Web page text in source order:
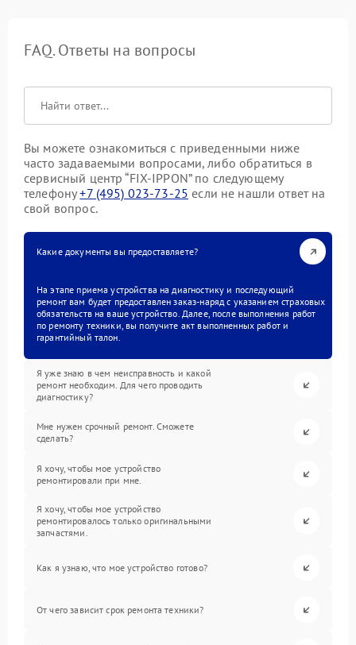
FAQ. Ответы на вопросы
Вы можете ознакомиться с приведенными ниже
часто задаваемыми вопросами, либо обратиться в
сервисный центр “FIX-IPPON” по следующему
телефону+7 (495) 023-73-25 если не нашли ответ на
свой вопрос.
Какие документы вы предоставляете?
На этапе приема устройства на диагностику и последующий
ремонт вам будет предоставлен заказ-наряд с указанием страховых
обязательств на ваше устройство. Далее, после выполнения работ
по ремонту техники, вы получите акт выполненных работ и
гарантийный талон.
Я уже знаю в чем неисправность и какой
ремонт необходим. Для чего проводить
диагностику?
Мне нужен срочный ремонт. Сможете
сделать?
Я хочу, чтобы мое устройство
ремонтировали при мне.
Я хочу, чтобы мое устройство
ремонтировалось только оригинальными
запчастями.
Как я узнаю, что мое устройство готово?
От чего зависит срок ремонта техники?